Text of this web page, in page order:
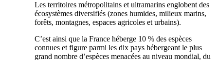
Les territoires métropolitains et ultramarins englobent des
écosystèmes diversifiés (zones humides, milieux marins,
forêts, montagnes, espaces agricoles et urbains).
C’est ainsi que la France héberge 10 % des espèces
connues et figure parmi les dix pays hébergeant le plus
grand nombre d’espèces menacées au niveau mondial, du